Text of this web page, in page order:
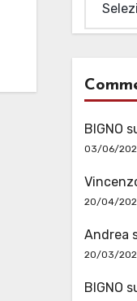
BIGNO
03/06/
20/04/
Andrea
20/03/
BIGNO